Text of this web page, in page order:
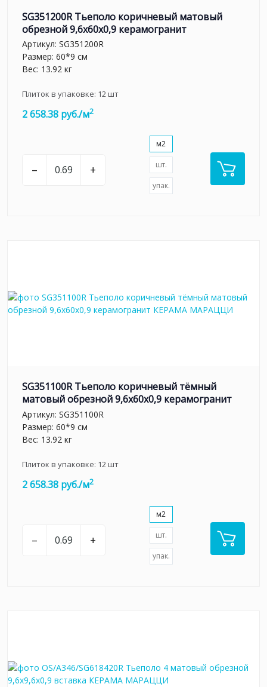
SG351200R Тьеполо коричневый матовый
обрезной 9,6x60x0,9 керамогранит
Артикул: SG351200R
Размер: 60*9 см
Вес: 13.92 кг
Плиток в упаковке: 12шт
2 658.38 руб./м2
– +
м2
шт.
упак.
SG351100R Тьеполо коричневый тёмный
матовый обрезной 9,6x60x0,9 керамогранит
Артикул: SG351100R
Размер: 60*9 см
Вес: 13.92 кг
Плиток в упаковке: 12шт
2 658.38 руб./м2
– +
м2
шт.
упак.